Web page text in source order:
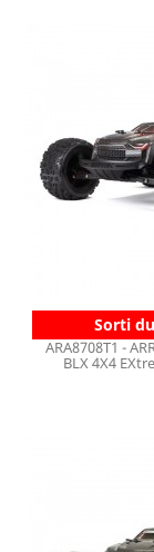
Sorti
ARA8708T1 -
BLX 4X4